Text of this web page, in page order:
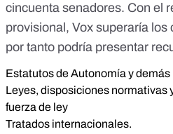
cincuenta senadores. Con el
provisional, Vox superaría los
por tanto podría presentar
Estatutos de Autonomía y demás
Leyes, disposiciones normativas
fuerza de ley
Tratados internacionales.